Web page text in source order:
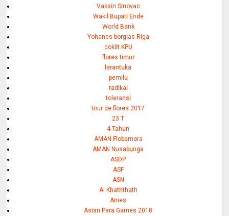
Vaksin Sinovac
Wakil Bupati Ende
World Bank
Yohanes borgias Riga
coklit KPU
flores timur
larantuka
pemilu
radikal
toleransi
tour de flores 2017
23 T
4 Tahun
AMAN Flobamora
AMAN Nusabunga
ASDP
ASF
ASN
Al Khaththath
Anies
Asian Para Games 2018